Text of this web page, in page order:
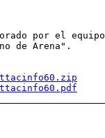
por el
de Arena".